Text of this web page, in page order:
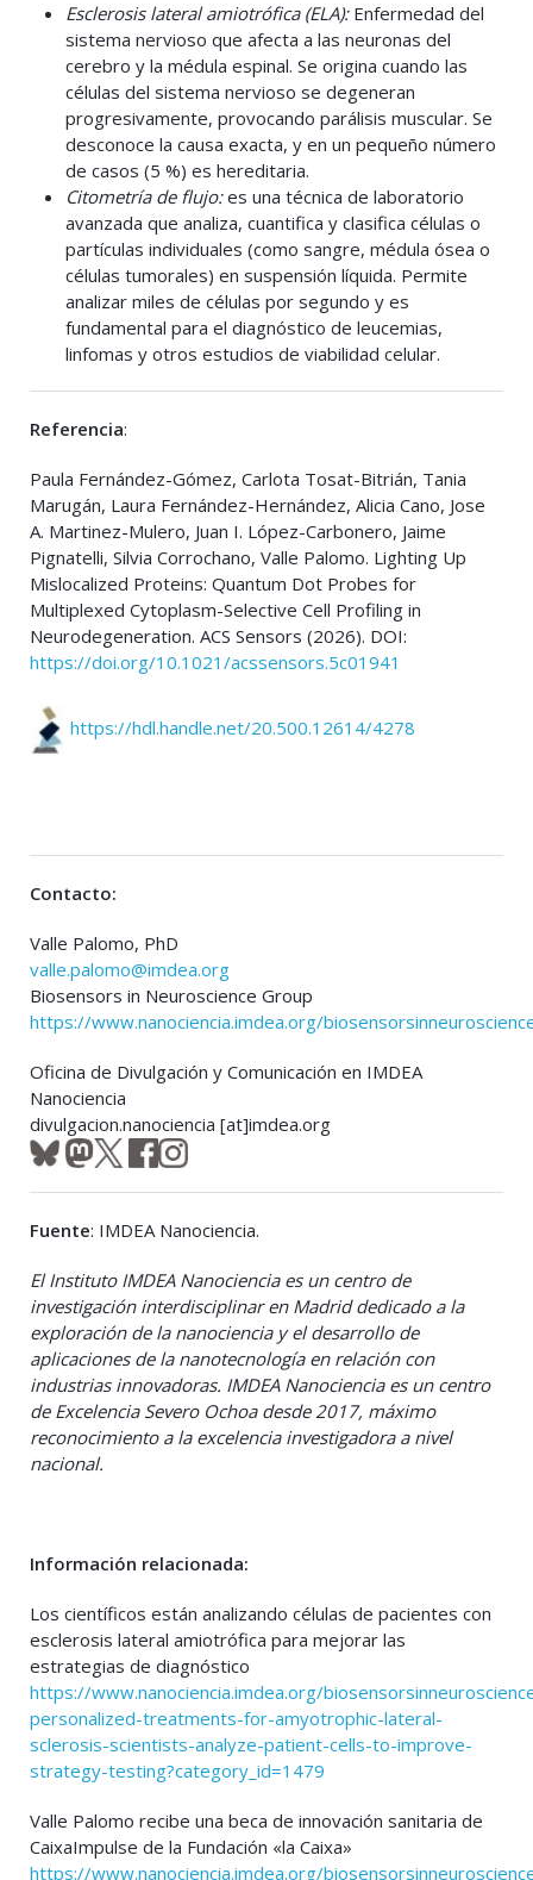
Esclerosis lateral amiotrófica (ELA):Enfermedad del
sistema nervioso que afecta a las neuronas del
cerebro y la médula espinal. Se origina cuando las
células del sistema nervioso se degeneran
progresivamente, provocando parálisis muscular. Se
desconoce la causa exacta, y en un pequeño número
de casos (5 %) es hereditaria.
Citometría de flujo:es una técnica de laboratorio
avanzada que analiza, cuantifica y clasifica células o
partículas individuales (como sangre, médula ósea o
células tumorales) en suspensión líquida. Permite
analizar miles de células por segundo y es
fundamental para el diagnóstico de leucemias,
linfomas y otros estudios de viabilidad celular.
Referencia:
Paula Fernández-Gómez, Carlota Tosat-Bitrián, Tania
Marugán, Laura Fernández-Hernández, Alicia Cano, Jose
A. Martinez-Mulero, Juan I. López-Carbonero, Jaime
Pignatelli, Silvia Corrochano, Valle Palomo. Lighting Up
Mislocalized Proteins: Quantum Dot Probes for
Multiplexed Cytoplasm-Selective Cell Profiling in
Neurodegeneration. ACS Sensors (2026). DOI:
https://doi.org/10.1021/acssensors.5c01941
https://hdl.handle.net/20.500.12614/4278
Contacto:
Valle Palomo, PhD
valle.palomo@imdea.org
Biosensors in Neuroscience Group
https://www.nanociencia.imdea.org/
Oficina de Divulgación y Comunicación en IMDEA
Nanociencia
divulgacion.nanociencia [at]imdea.org
Fuente: IMDEA Nanociencia.
El Instituto IMDEA Nanociencia es un centro de
investigación interdisciplinar en Madrid dedicado a la
exploración de la nanociencia y el desarrollo de
aplicaciones de la nanotecnología en relación con
industrias innovadoras. IMDEA Nanociencia es un centro
de Excelencia Severo Ochoa desde 2017, máximo
reconocimiento a la excelencia investigadora a nivel
nacional.
Información relacionada:
Los científicos están analizando células de pacientes con
esclerosis lateral amiotrófica para mejorar las
estrategias de diagnóstico
https://www.nanociencia.imdea.org/
personalized-treatments-for-amyotrophic-lateral-
sclerosis-scientists-analyze-patient-cells-to-improve-
strategy-testing?category_id=1479
Valle Palomo recibe una beca de innovación sanitaria de
CaixaImpulse de la Fundación «la Caixa»
https://www.nanociencia.imdea.org/